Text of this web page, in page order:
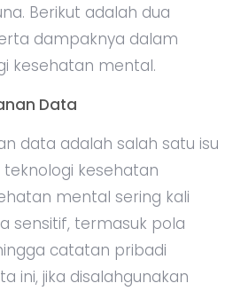
Berikut adalah dua
dampaknya dalam
kesehatan mental.
Data
data adalah salah satu isu
kesehatan
mental sering kali
sensitif, termasuk pola
catatan pribadi
ini, jika disalahgunakan